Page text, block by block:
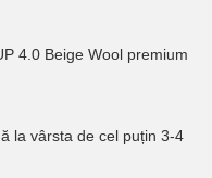
4.0 Beige Wool premium
la vârsta de cel puțin 3-4